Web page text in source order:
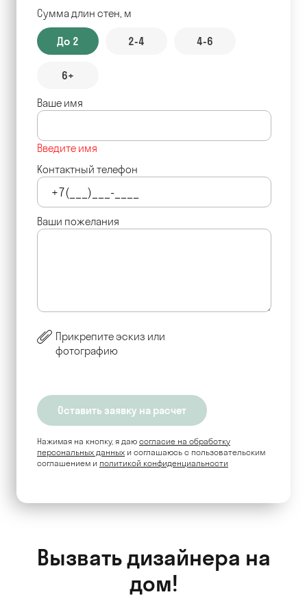
Сумма длин стен, м
До 2 2-4 4-6
6+
Ваше имя
Введите имя
Контактный телефон
Ваши пожелания
Прикрепите эскиз или
фотографию
Нажимая на кнопку, я даю согласие на обработку
персональных данных и соглашаюсь c пользовательским
соглашением и политикой конфиденциальности
Вызвать дизайнера на
дом!